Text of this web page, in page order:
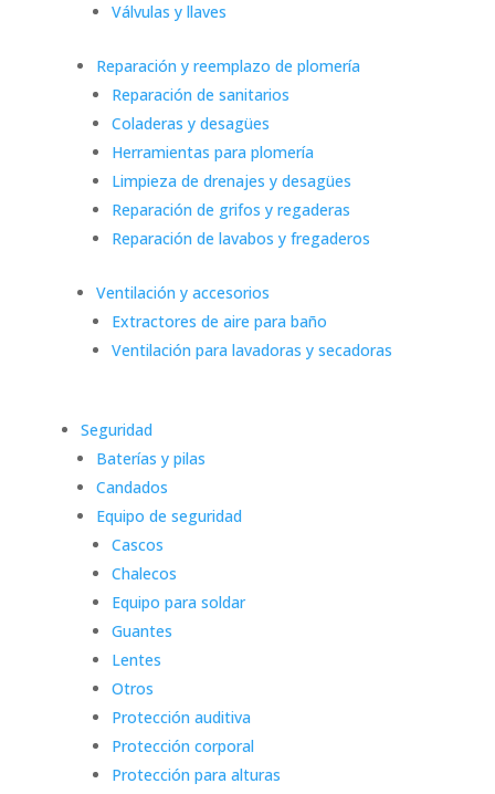
Válvulas y llaves
Reparación y reemplazo de plomería
Reparación de sanitarios
Coladeras y desagües
Herramientas para plomería
Limpieza de drenajes y desagües
Reparación de grifos y regaderas
Reparación de lavabos y fregaderos
Ventilación y accesorios
Extractores de aire para baño
Ventilación para lavadoras y secadoras
Seguridad
Baterías y pilas
Candados
Equipo de seguridad
Cascos
Chalecos
Equipo para soldar
Guantes
Lentes
Otros
Protección auditiva
Protección corporal
Protección para alturas